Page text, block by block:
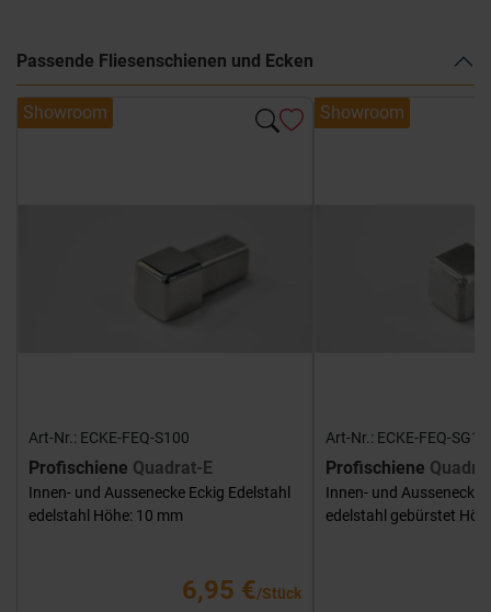
Passende Fliesenschienen und Ecken
Showroom
Art-Nr.: ECKE-FEQ-S100
Profischiene Quadrat-E
Innen- und Aussenecke Eckig Edelstahl
edelstahl Höhe: 10 mm
6,95 €/Stück
Showroom
Art-Nr.: ECKE-FEQ-
Profischiene
Innen- und Aussenecke
edelstahl gebürstet